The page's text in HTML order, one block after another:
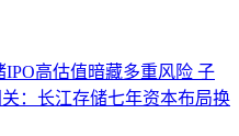
高估值暗藏多重风险 子
：长江存储七年资本布局换